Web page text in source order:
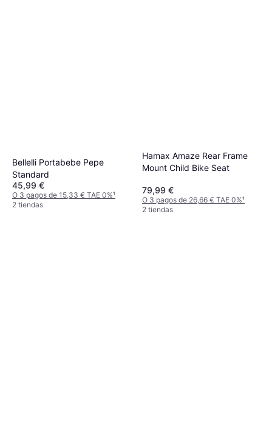
Bellelli Portabebe Pepe
Standard
45,99 €
O 3 pagos de 15,33 € TAE 0%¹
2 tiendas
Hamax Amaze Rear Frame
Mount Child Bike Seat
79,99 €
O 3 pagos de 26,66 € TAE 0%¹
2 tiendas